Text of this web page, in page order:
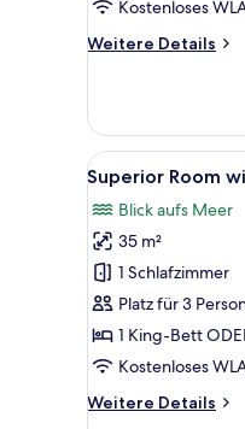
Kostenloses
Weitere Details
Weitere
Zimmer,
Meerblick
Alle
Fotos
für
Superior
Room
with
Sea
View
5
Superior Room
Blick aufs Meer
35 m²
1 Schlafzimmer
Platz für 3
1 King-Bett
Kostenloses
Weitere Details
Weitere